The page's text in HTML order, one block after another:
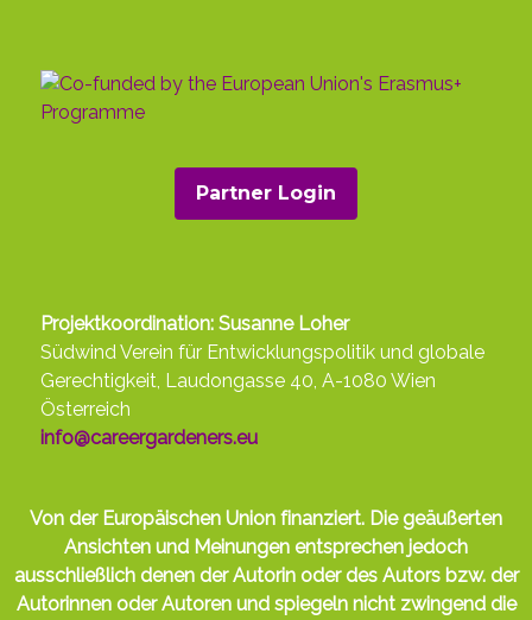
- Millennials
vs GenZ
auf das Leben junger
von 10 jungen Menschensagen, dass sie in
den letzten Monatängstliche Gefühle
Bezug auf den Klimawandel erlebt haben
werden nicht auf das wachsende
Phänomen derÖko-Angst
eingehen - das
wir bereits in Modul 1 behandelt haben -
aber diese Daten helfen uns, die Gefühle der
heutigen jungen Menschen zu
kontextualisieren, die trotz der
Beispiel berichten73% der Millennials , dass
sie täglich versuchen, ihrenEinflussauf die
Umwelt zureduzieren, und mehr als50% der
jungen Menschen wären bereit, mehr für
Partner Login
Projektkoordination: Susanne Loher
Südwind Verein für Entwicklungspolitik und globale
Gerechtigkeit, Laudongasse 40, A-1080 Wien
Österreich
info@careergardeners.eu
Von der Europäischen Union finanziert. Die geäußerten
Ansichten und Meinungen entsprechen jedoch
ausschließlich denen der Autorin oder des Autors bzw. der
Autorinnen oder Autoren und spiegeln nicht zwingend die